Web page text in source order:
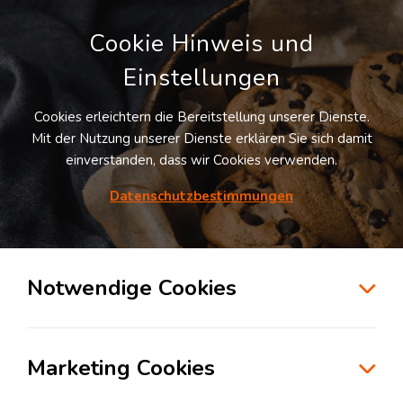
Möchten Sie diesen Suchauftrag
speichern und automatisch über neue
Standorte informiert werden?
in der Branche Konsumgüterindustrie in
Cookie Hinweis und
Einstellungen
Cookies erleichtern die Bereitstellung unserer Dienste.
Mit der Nutzung unserer Dienste erklären Sie sich damit
einverstanden, dass wir Cookies verwenden.
Datenschutzbestimmungen
Notwendige Cookies
Marketing Cookies